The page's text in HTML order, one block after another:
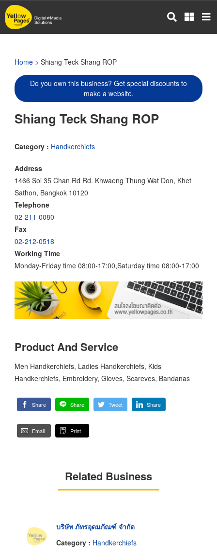
Skip
to
main
Home > Shiang Teck Shang ROP
Do you own this business? Get special discounts to
make a website.
Shiang Teck Shang ROP
Category : Handkerchiefs
Address
1466 Soi 35 Chan Rd Rd. Khwaeng Thung Wat Don, Khet
Sathon, Bangkok 10120
Telephone
02-211-0080
Fax
02-212-0518
Working Time
Monday-Friday time 08:00-17:00,Saturday time 08:00-17:00
Product And Service
Men Handkerchiefs, Ladies Handkerchiefs, Kids
Handkerchiefs, Embroidery, Gloves, Scareves, Bandanas
Share Share Tweet Share
Email Print
Related Business
บริษัท ภัทรอุดมภัณฑ์ จำกัด
Category : Handkerchiefs